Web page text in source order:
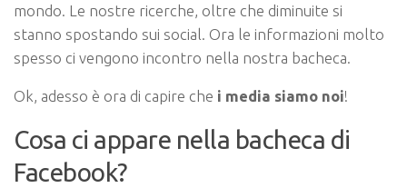
mondo. Le nostre ricerche, oltre che diminuite si
stanno spostando sui social. Ora le informazioni molto
spesso ci vengono incontro nella nostra bacheca.
Ok, adesso è ora di capire che i media siamo noi!
Cosa ci appare nella bacheca di
Facebook?